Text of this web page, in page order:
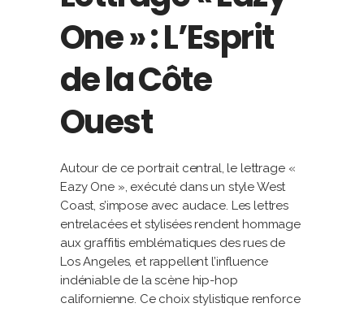
One » : L’Esprit
de la Côte
Ouest
Autour de ce portrait central, le lettrage «
Eazy One », exécuté dans un style West
Coast, s’impose avec audace. Les lettres
entrelacées et stylisées rendent hommage
aux graffitis emblématiques des rues de
Los Angeles, et rappellent l’influence
indéniable de la scène hip-hop
californienne. Ce choix stylistique renforce